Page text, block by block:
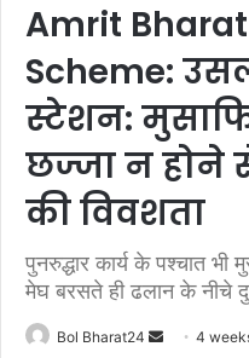
Amrit
Scheme:
स्टेशन:
छज्जा न होने
की विवशता
पुनरुद्धार कार्य के पश्चात भी
मेघ बरसते ही ढलान के नीचे
Bol Bharat24
Send4